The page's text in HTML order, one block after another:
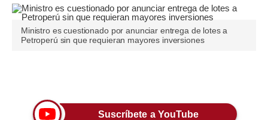
Pregunta de hoy
Blogs
Viajes
Ministro es cuestionado por anunciar entrega de lotes a
Petroperú sin que requieran mayores inversiones
Suscríbete a YouTube